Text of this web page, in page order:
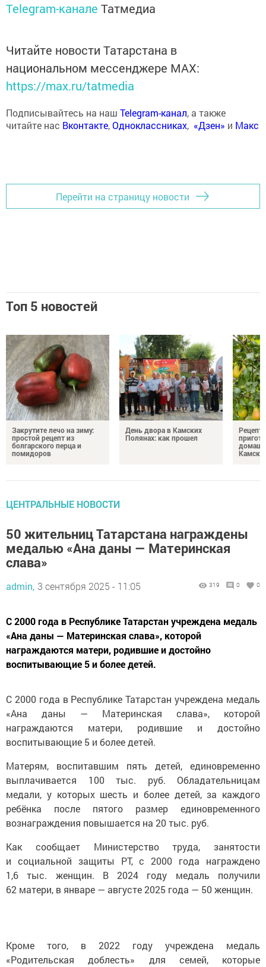
Telegram-канале Татмедиа
Читайте новости Татарстана в
национальном мессенджере MАХ:
https://max.ru/tatmedia
Подписывайтесь на наш Telegram-канал, а также
читайте нас Вконтакте,Одноклассниках, «Дзен» и Макс
Перейти на страницу новости
Топ 5 новостей
Закрутите лечо на зиму:
простой рецепт из
болгарского перца и
помидоров
День двора в Камских
Полянах: как прошел
ЦЕНТРАЛЬНЫЕ НОВОСТИ
50 жительниц Татарстана награждены
медалью «Ана даны — Материнская
слава»
admin, 3 сентября 2025 - 11:05 319 0 0
С 2000 года в Республике Татарстан учреждена медаль
«Ана даны — Материнская слава», которой
награждаются матери, родившие и достойно
воспитывающие 5 и более детей.
С 2000 года в Республике Татарстан учреждена медаль
«Ана даны — Материнская слава», которой
награждаются матери, родившие и достойно
воспитывающие 5 и более детей.
Матерям, воспитавшим пять детей, единовременно
выплачивается 100 тыс. руб. Обладательницам
медали, у которых шесть и более детей, за каждого
ребёнка после пятого размер единовременного
вознаграждения повышается на 20 тыс. руб.
Как сообщает Министерство труда, занятости
и социальной защиты РТ, с 2000 года награждено
1,6 тыс. женщин. В 2024 году медаль получили
62 матери, в январе — августе 2025 года — 50 женщин.
Кроме того, в 2022 году учреждена медаль
«Родительская доблесть» для семей, которые